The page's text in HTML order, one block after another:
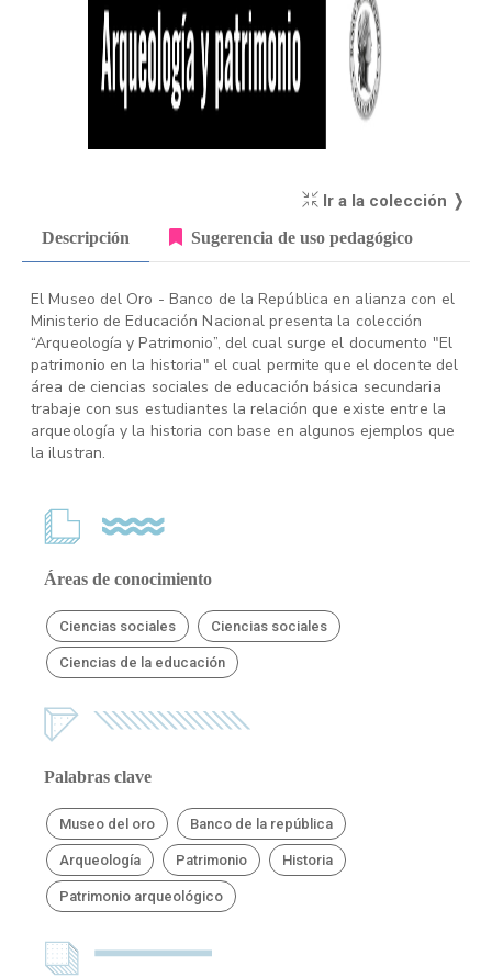
Ir a la colección ❭
Descripción Sugerencia de uso pedagógico
El Museo del Oro - Banco de la República en alianza con el
Ministerio de Educación Nacional presenta la colección
“Arqueología y Patrimonio”, del cual surge el documento "El
patrimonio en la historia" el cual permite que el docente del
área de ciencias sociales de educación básica secundaria
trabaje con sus estudiantes la relación que existe entre la
arqueología y la historia con base en algunos ejemplos que
la ilustran.
Áreas de conocimiento
Ciencias sociales Ciencias sociales
Ciencias de la educación
Palabras clave
Museo del oro Banco de la república
Arqueología Patrimonio Historia
Patrimonio arqueológico